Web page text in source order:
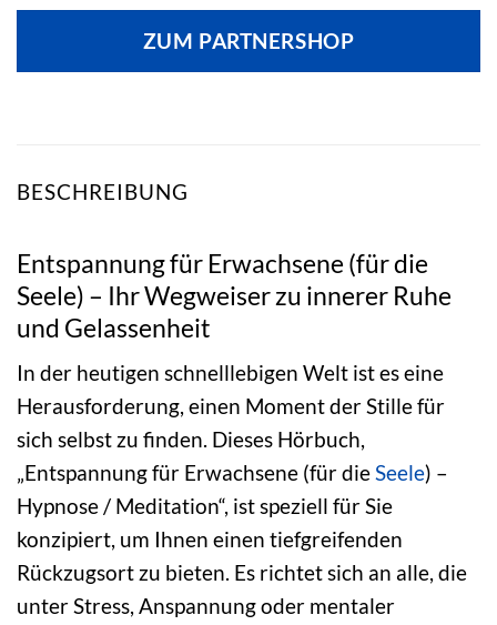
ZUM PARTNERSHOP
BESCHREIBUNG
Entspannung für Erwachsene (für die
Seele) – Ihr Wegweiser zu innerer Ruhe
und Gelassenheit
In der heutigen schnelllebigen Welt ist es eine
Herausforderung, einen Moment der Stille für
sich selbst zu finden. Dieses Hörbuch,
„Entspannung für Erwachsene (für dieSeele) –
Hypnose / Meditation“, ist speziell für Sie
konzipiert, um Ihnen einen tiefgreifenden
Rückzugsort zu bieten. Es richtet sich an alle, die
unter Stress, Anspannung oder mentaler